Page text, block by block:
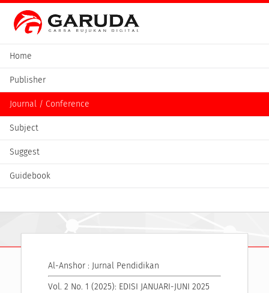
Home
Publisher
Journal / Conference
Subject
Suggest
Guidebook
Al-Anshor : Jurnal Pendidikan
Vol. 2 No. 1 (2025): EDISI JANUARI-JUNI 2025